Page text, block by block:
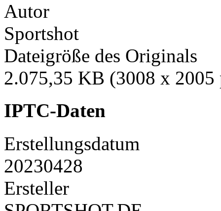
Autor
Sportshot
Dateigröße des Originals
2.075,35 KB (3008 x 2005
IPTC-Daten
Erstellungsdatum
20230428
Ersteller